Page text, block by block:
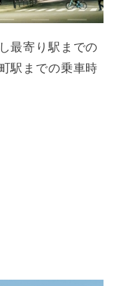
最寄り駅までの
駅までの乗車時